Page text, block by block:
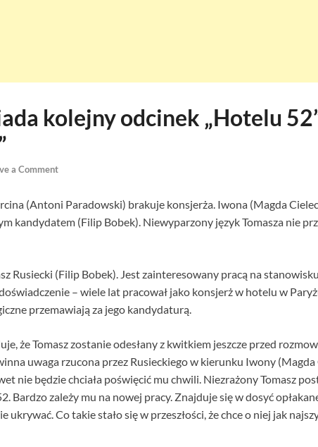
kolejny odcinek „Hotelu
a Comment
(Antoni Paradowski) brakuje konsjerża. Iwona (Magda
kandydatem (Filip Bobek). Niewyparzony język Tomasza nie
Rusiecki (Filip Bobek). Jest zainteresowany pracą na
– wiele lat pracował jako konsjerż w hotelu w
przemawiają za jego kandydaturą.
że Tomasz zostanie odesłany z kwitkiem jeszcze przed
uwaga rzucona przez Rusieckiego w kierunku Iwony (Magda
nie będzie chciała poświęcić mu chwili. Niezrażony Tomasz
Bardzo zależy mu na nowej pracy. Znajduje się w dosyć
ukrywać. Co takie stało się w przeszłości, że chce o niej jak